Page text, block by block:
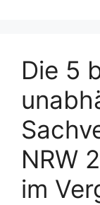
Die 5
NRW
im